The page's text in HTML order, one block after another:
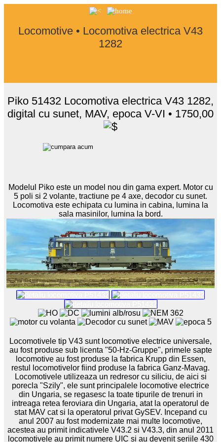
Locomotive • Locomotiva electrica V43
1282
Piko 51432 Locomotiva electrica V43 1282,
digital cu sunet, MAV, epoca V-VI • 1750,00
Modelul Piko este un model nou din gama expert. Motor cu
5 poli si 2 volante, tractiune pe 4 axe, decodor cu sunet.
Locomotiva este echipata cu lumina in cabina, lumina la
sala masinilor, lumina la bord.
Locomotivele tip V43 sunt locomotive electrice universale,
au fost produse sub licenta "50-Hz-Gruppe", primele sapte
locomotive au fost produse la fabrica Krupp din Essen,
restul locomotivelor fiind produse la fabrica Ganz-Mavag.
Locomotivele utilizeaza un redresor cu siliciu, de aici si
porecla "Szily", ele sunt principalele locomotive electrice
din Ungaria, se regasesc la toate tipurile de trenuri in
intreaga retea feroviara din Ungaria, atat la operatorul de
stat MAV cat si la operatorul privat GySEV. Incepand cu
anul 2007 au fost modernizate mai multe locomotive,
acestea au primit indicativele V43.2 si V43.3, din anul 2011
locomotivele au primit numere UIC si au devenit seriile 430